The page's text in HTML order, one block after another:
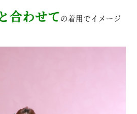
合わせての着用でイメージ